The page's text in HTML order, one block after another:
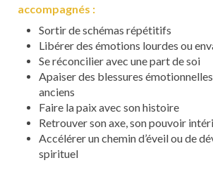
accompagnés :
Sortir de schémas répétitifs
Libérer des émotions lourdes ou
Se réconcilier avec une part de soi
Apaiser des blessures
anciens
Faire la paix avec son histoire
Retrouver son axe, son pouvoir
Accélérer un chemin d’éveil ou de
spirituel